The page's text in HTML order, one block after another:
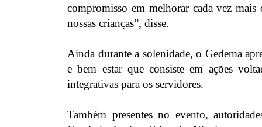
compromisso em melhorar cada vez
nossas crianças”, disse.
Ainda durante a solenidade, o Gedema
e bem estar que consiste em ações
integrativas para os servidores.
Também presentes no evento,